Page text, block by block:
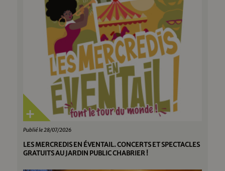
Publié le 28/07/2026
LES MERCREDIS EN ÉVENTAIL. CONCERTS ET SPECTACLES
GRATUITS AU JARDIN PUBLIC CHABRIER !